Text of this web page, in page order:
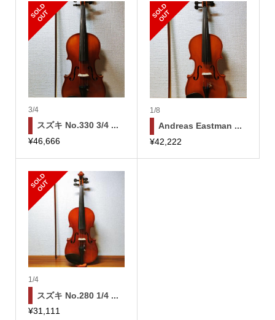
S
O
L
D
O
U
T
3/4
スズキ No.330 3/4 ...
¥46,666
S
O
L
D
O
U
T
1/8
Andreas Eastman ...
¥42,222
S
O
L
D
O
U
T
1/4
スズキ No.280 1/4 ...
¥31,111